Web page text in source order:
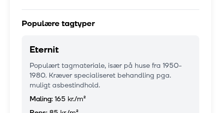
Populære tagtyper
Eternit
Populært tagmateriale, især på huse fra 1950-
1980. Kræver specialiseret behandling pga.
muligt asbestindhold.
Maling: 165 kr./m²